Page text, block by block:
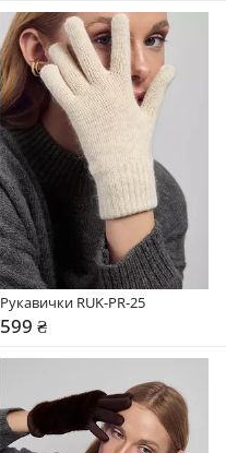
Рукавички RUK-PR-25
599 ₴